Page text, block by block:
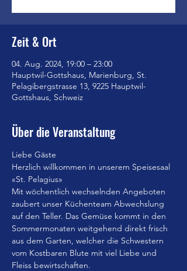
Zeit & Ort
04. Aug. 2024, 19:00 – 23:00
Hauptwil-Gottshaus, Marienburg, St.
Pelagibergstrasse 13, 9225 Hauptwil-
Gottshaus, Schweiz
Über die Veranstaltung
Liebe Gäste
Herzlich willkommen in unserem Speisesaal
«St. Pelagius»
Mit wöchentlich wechselnden Angeboten
zaubert unser Küchenteam Abwechslung
auf den Teller. Das Gemüse kommt in den
Sommermonaten weitgehend direkt frisch
aus dem Garten, welcher die Schwestern
vom Kostbaren Blute mit viel Liebe und
Fleiss bewirtschaften.